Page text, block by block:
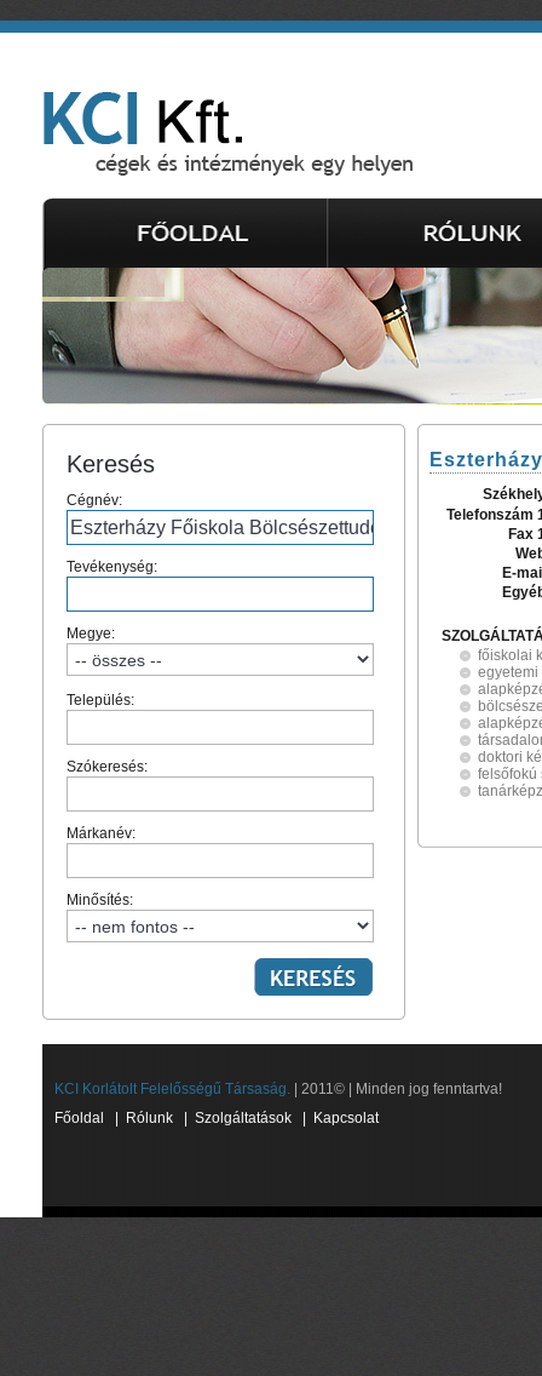
Keresés
Cégnév:
Tevékenység:
Megye:
Település:
Szókeresés:
Márkanév:
Minősítés:
Telefonszám
Fax
E-
főiskolai
egyetemi
doktori
felsőfokú
KCI Korlátolt Felelősségű Társaság. | 2011© | Minden jog fenntartva!
Főoldal
Rólunk Szolgáltatások Kapcsolat